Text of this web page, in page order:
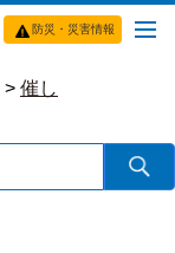
防災・災害情報
> 催し